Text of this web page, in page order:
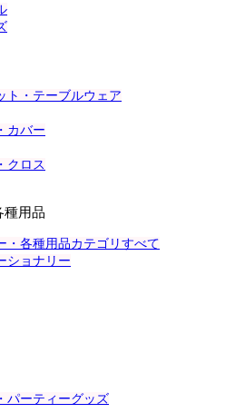
ト・テーブルウェア
カバー
クロス
種用品
・各種用品カテゴリすべて
ショナリー
パーティーグッズ